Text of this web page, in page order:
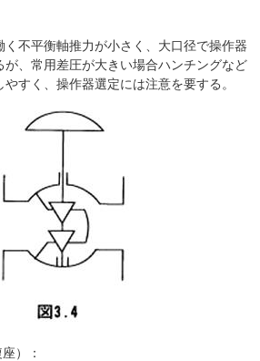
不平衡軸推力が小さく、大口径で操作器
が、常用差圧が大きい場合ハンチングなど
すく、操作器選定には注意を要する。
）：